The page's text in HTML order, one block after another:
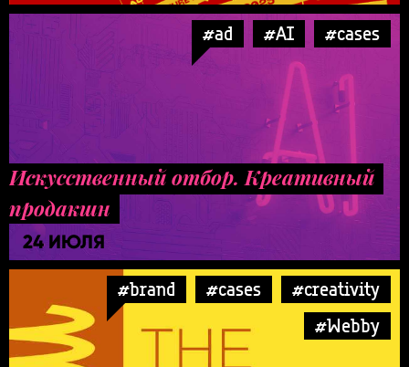
#ad #AI #cases
Искусственный отбор. Креативный
продакшн
24 ИЮЛЯ
#brand #cases
#creativity
#Webby